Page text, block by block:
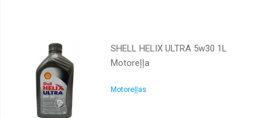
SHELL HELIX ULTRA 5w30 1L
Motoreļļa
Motoreļļas